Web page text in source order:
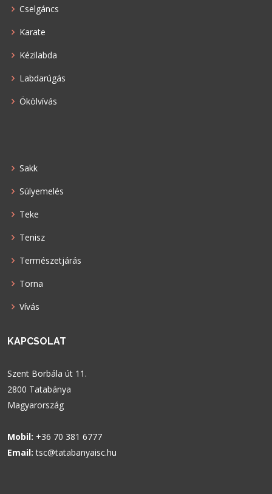
Cselgáncs
Karate
Kézilabda
Labdarúgás
Ökölvívás
Sakk
Súlyemelés
Teke
Tenisz
Természetjárás
Torna
Vívás
KAPCSOLAT
Szent Borbála út 11.
2800 Tatabánya
Magyarország
Mobil: +36 70 381 6777
Email: tsc@tatabanyaisc.hu